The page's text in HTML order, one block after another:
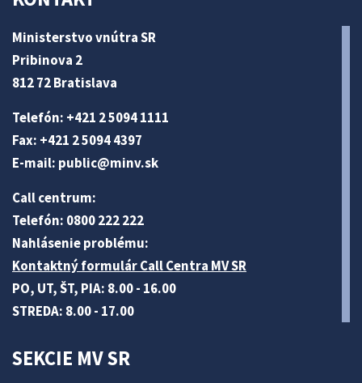
Ministerstvo vnútra SR
Pribinova 2
812 72 Bratislava
Telefón: +421 2 5094 1111
Fax: +421 2 5094 4397
E-mail: public@minv.sk
Call centrum:
Telefón: 0800 222 222
Nahlásenie problému:
Kontaktný formulár Call Centra MV SR
PO, UT, ŠT, PIA: 8.00 - 16.00
STREDA: 8.00 - 17.00
SEKCIE MV SR